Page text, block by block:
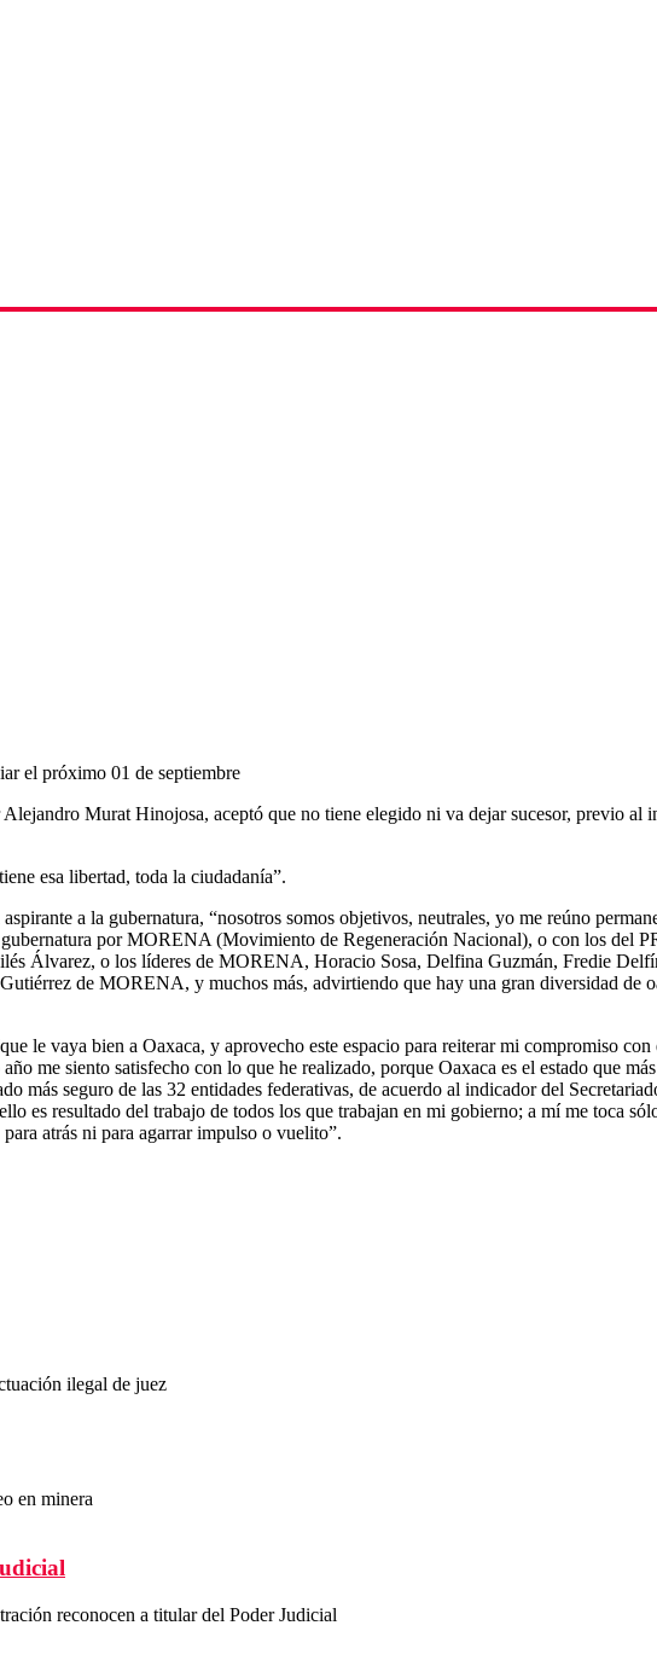
el próximo 01 de septiembre
Murat Hinojosa, aceptó que no tiene elegido ni va dejar sucesor, previo al
esa libertad, toda la ciudadanía”.
a la gubernatura, “nosotros somos objetivos, neutrales, yo me reúno
por MORENA (Movimiento de Regeneración Nacional), o con los del
Álvarez, o los líderes de MORENA, Horacio Sosa, Delfina Guzmán, Fredie
de MORENA, y muchos más, advirtiendo que hay una gran diversidad de
le vaya bien a Oaxaca, y aprovecho este espacio para reiterar mi compromiso
me siento satisfecho con lo que he realizado, porque Oaxaca es el estado que
más seguro de las 32 entidades federativas, de acuerdo al indicador del
es resultado del trabajo de todos los que trabajan en mi gobierno; a mí me toca
atrás ni para agarrar impulso o vuelito”.
ilegal de juez
en minera
reconocen a titular del Poder Judicial